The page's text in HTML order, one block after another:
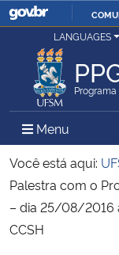
Ministério da Justiça e
Ministério da Defesa
Ministério das Relações
Ministério da Economia
LANGUAGES
Menu Menu
Você está aqui:
Palestra com o
– dia 25/08/2016
CCSH